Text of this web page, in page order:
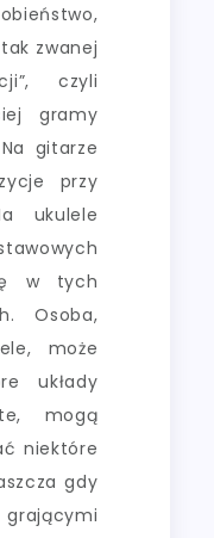
zwanej
czyli
gramy
gitarze
przy
ukulele
w tych
Osoba,
może
układy
mogą
niektóre
gdy